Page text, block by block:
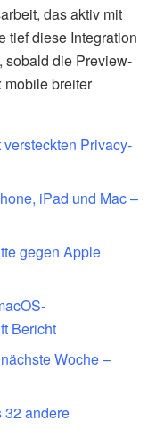
das aktiv mit
tief diese Integration
sobald die Preview-
mobile breiter
Privacy-
iPad und Mac –
gegen Apple
Bericht
Woche –
32 andere